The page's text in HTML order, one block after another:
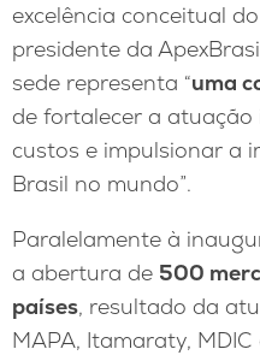
excelência conceitual
presidente da
sede representa “uma
de fortalecer a
custos e impulsionar a
Brasil no mundo”.
Paralelamente à
a abertura de 500
países, resultado da
MAPA, Itamaraty,